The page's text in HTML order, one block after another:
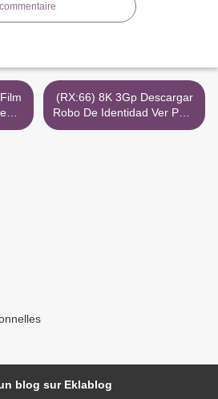
(RX:66) 8K 3Gp Descargar
Robo De Identidad Ver Pelis
>
blog sur Eklablog